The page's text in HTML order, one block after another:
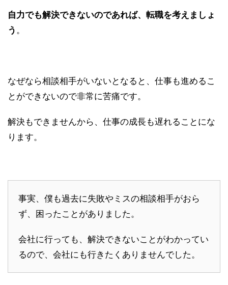
自力でも解決できないのであれば、転職を考えましょ
う 。
なぜなら相談相手がいないとなると、仕事も進めるこ
とができないので非常に苦痛です。
解決もできませんから、仕事の成長も遅れることにな
ります。
事実、僕も過去に失敗やミスの相談相手がおら
ず、困ったことがありました。
会社に行っても、解決できないことがわかってい
るので、会社にも行きたくありませんでした。